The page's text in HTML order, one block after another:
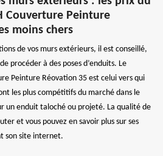
Couverture Peinture
moins chers
de vos murs extérieurs, il est conseillé,
procéder à des poses d’enduits. Le
Peinture Réovation 35 est celui vers qui
les plus compétitifs du marché dans le
un enduit taloché ou projeté. La qualité de
et vous pouvez en savoir plus sur ses
son site internet.